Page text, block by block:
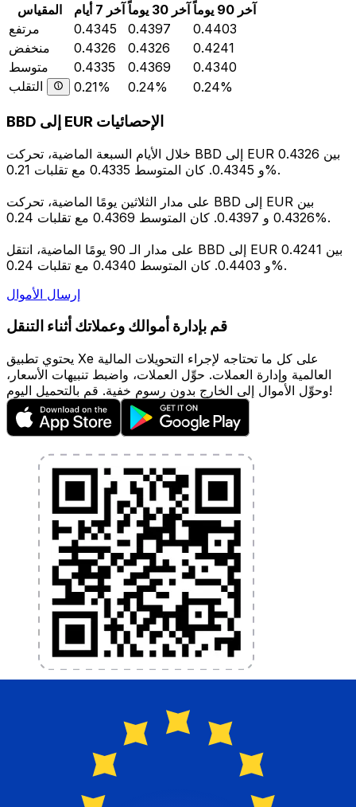
المقياس آخر 7 أيام آخر 30 يوماً
آخر 90 يوماً
مرتفع
0.4345 0.4397
0.4403
منخفض
0.4326 0.4326
0.4241
متوسط
0.4335 0.4369
0.4340
التقلب
0.21% 0.24% 0.24%
BBD إلى EUR الإحصائيات
خلال الأيام السبعة الماضية، تحركت BBD إلى EUR بين 0.4326
و 0.4345. كان المتوسط 0.4335 مع تقلبات 0.21%.
على مدار الثلاثين يومًا الماضية، تحركت BBD إلى EUR بين
0.4326 و 0.4397. كان المتوسط 0.4369 مع تقلبات 0.24%.
على مدار الـ 90 يومًا الماضية، انتقل BBD إلى EUR بين 0.4241
و 0.4403. كان المتوسط 0.4340 مع تقلبات 0.24%.
إرسال الأموال
قم بإدارة أموالك وعملاتك أثناء التنقل
يحتوي تطبيق Xe على كل ما تحتاجه لإجراء التحويلات المالية
العالمية وإدارة العملات. حوِّل العملات، واضبط تنبيهات الأسعار،
وحوِّل الأموال إلى الخارج بدون رسوم خفية. قم بالتحميل اليوم!